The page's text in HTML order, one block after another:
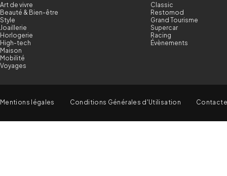
Art de vivre
Beauté & Bien-être
Style
Joaillerie
Horlogerie
High-tech
Maison
Mobilité
Voyages
Classic
Restomod
Grand Tourisme
Supercar
Racing
Évènements
Mentions légales Conditions Générales d'Utilisation